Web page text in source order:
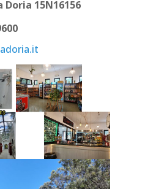
15N16156